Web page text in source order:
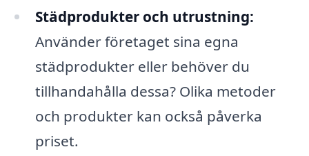
Städprodukter och utrustning:
Använder företaget sina egna
städprodukter eller behöver du
tillhandahålla dessa? Olika metoder
och produkter kan också påverka
priset.